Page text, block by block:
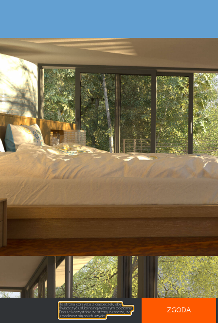
Ta strona korzysta z ciasteczek, aby
świadczyć usługi na najwyższym poziomie.
Dalsze korzystanie ze strony oznacza, że
zgadzasz się na ich użycie.
ZGODA